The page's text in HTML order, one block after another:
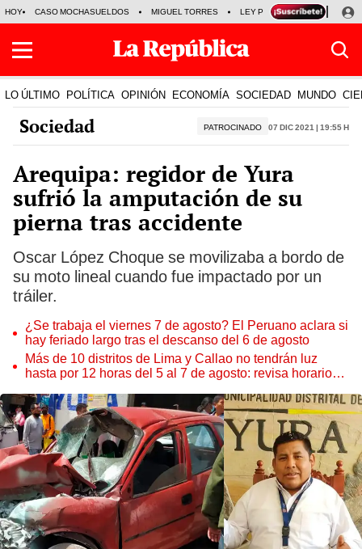
HOY CASO MOCHASUELDOS MIGUEL TORRES LEY PULPÍN PRECIO DEL
LO ÚLTIMO POLÍTICA OPINIÓN ECONOMÍA SOCIEDAD MUNDO
Sociedad PATROCINADO 07 Dic 2021 | 19:55 h
Arequipa: regidor de Yura
sufrió la amputación de su
pierna tras accidente
Oscar López Choque se movilizaba a bordo de
su moto lineal cuando fue impactado por un
tráiler.
¿Se trabaja el viernes 7 de agosto? El Peruano aclara si
hay feriado largo tras el descanso del 6 de agosto
Más de 10 distritos de Lima y Callao no tendrán luz
hasta por 12 horas del 5 al 7 de agosto: revisa horarios y